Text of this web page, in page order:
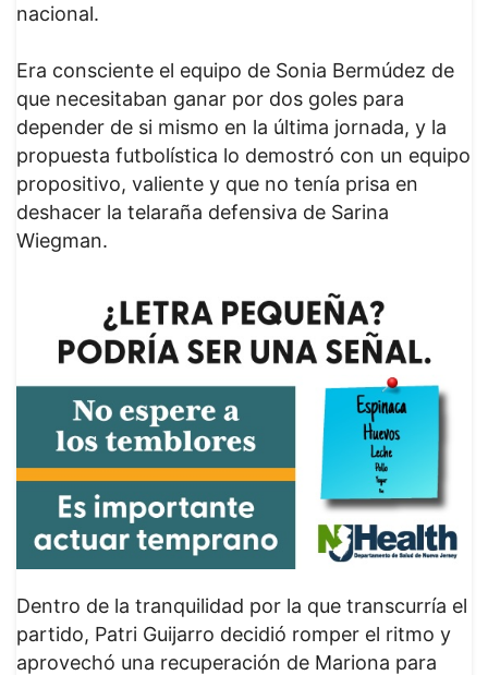
nacional.
Era consciente el equipo de Sonia Bermúdez de
que necesitaban ganar por dos goles para
depender de si mismo en la última jornada, y la
propuesta futbolística lo demostró con un equipo
propositivo, valiente y que no tenía prisa en
deshacer la telaraña defensiva de Sarina
Wiegman.
Dentro de la tranquilidad por la que transcurría el
partido, Patri Guijarro decidió romper el ritmo y
aprovechó una recuperación de Mariona para